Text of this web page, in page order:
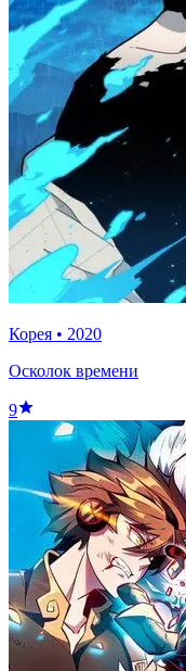
Корея • 2020
Осколок времени
9